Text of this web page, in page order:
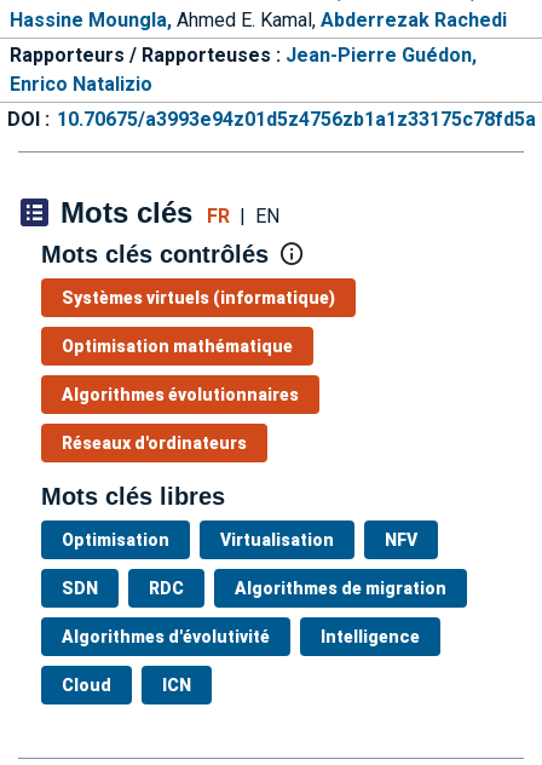
Hassine Moungla, Ahmed E. Kamal, Abderrezak Rachedi
Rapporteurs / Rapporteuses : Jean-Pierre Guédon,
Enrico Natalizio
DOI : 10.70675/a3993e94z01d5z4756zb1a1z33175c78fd5a
Mots clés FR | EN
Mots clés contrôlés
Systèmes virtuels (informatique)
Optimisation mathématique
Algorithmes évolutionnaires
Réseaux d'ordinateurs
Mots clés libres
Optimisation Virtualisation NFV
SDN RDC Algorithmes de migration
Algorithmes d'évolutivité Intelligence
Cloud ICN